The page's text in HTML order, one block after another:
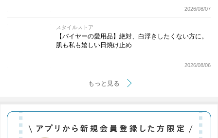
2026/08/07
スタイルストア
【バイヤーの愛用品】絶対、白浮きしたくない方に。
肌も私も嬉しい日焼け止め
2026/08/06
もっと見る